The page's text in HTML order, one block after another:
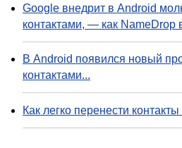
Google внедрит в Android
контактами, — как NameDrop
В Android появился новый
контактами...
Как легко перенести